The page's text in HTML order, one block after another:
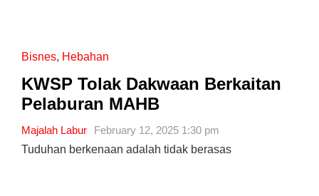
Bisnes, Hebahan
KWSP Tolak Dakwaan Berkaitan
Pelaburan MAHB
Majalah Labur
February 12, 2025 1:30 pm
Tuduhan berkenaan adalah tidak berasas